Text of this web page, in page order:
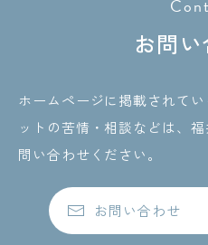
お問
ホームページに掲載されて
ットの苦情・相談などは、
問い合わせください。
お問い合わせ